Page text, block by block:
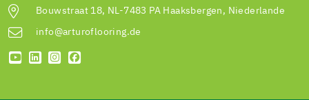
Bouwstraat 18, NL-7483 PA Haaksbergen, Niederlande
info@arturoflooring.de